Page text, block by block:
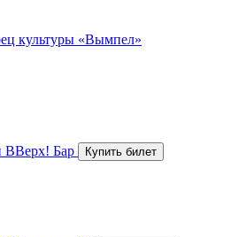
культуры «Вымпел»
ВВерх! Бар